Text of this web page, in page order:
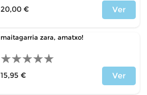
20,00 €
Ver
maitagarria zara, amatxo!
15,95 €
Ver